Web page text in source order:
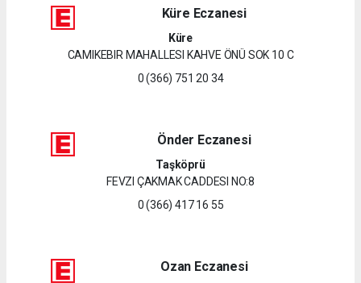
Küre Eczanesi
Küre
CAMIKEBIR MAHALLESI KAHVE ÖNÜ SOK 10 C
0 (366) 751 20 34
Önder Eczanesi
Taşköprü
FEVZI ÇAKMAK CADDESI NO:8
0 (366) 417 16 55
Ozan Eczanesi